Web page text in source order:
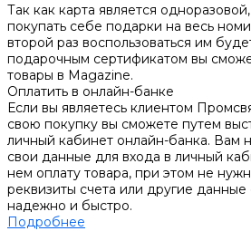
Так как карта является
покупать себе подарки на весь
второй раз воспользоваться им
подарочным сертификатом вы
товары в Magazine.
Оплатить в онлайн-банке
Если вы являетесь клиентом
свою покупку вы сможете путем
личный кабинет онлайн-банка. Вам
свои данные для входа в личный
нем оплату товара, при этом не
реквизиты счета или другие
надежно и быстро.
Подробнее